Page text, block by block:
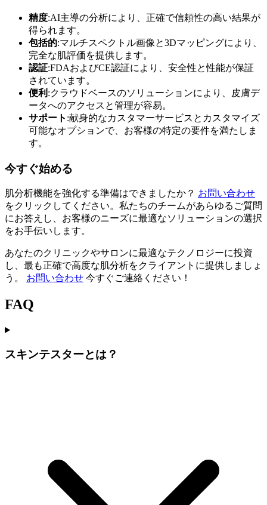
精度:AI主導の分析により、正確で信頼性の高い結果が
得られます。
包括的:マルチスペクトル画像と3Dマッピングにより、
完全な肌評価を提供します。
認証:FDAおよびCE認証により、安全性と性能が保証
されています。
便利 :クラウドベースのソリューションにより、皮膚デ
ータへのアクセスと管理が容易。
サポート :献身的なカスタマーサービスとカスタマイズ
可能なオプションで、お客様の特定の要件を満たしま
す。
今すぐ始める
肌分析機能を強化する準備はできましたか？ お問い合わせ
をクリックしてください。私たちのチームがあらゆるご質問
にお答えし、お客様のニーズに最適なソリューションの選択
をお手伝いします。
あなたのクリニックやサロンに最適なテクノロジーに投資
し、最も正確で高度な肌分析をクライアントに提供しましょ
う。 お問い合わせ 今すぐご連絡ください！
FAQ
スキンテスターとは？